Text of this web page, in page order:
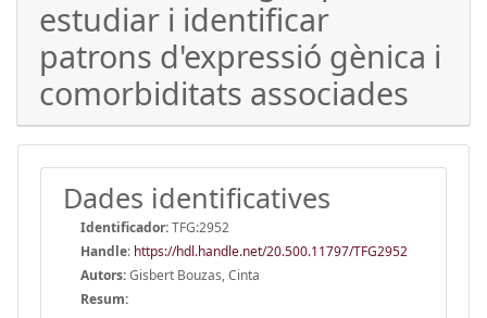
estudiar i identificar
patrons d'expressió gènica i
comorbiditats associades
Dades identificatives
Identificador:TFG:2952
Handle: https://hdl.handle.net/20.500.11797/TFG2952
Autors:Gisbert Bouzas, Cinta
Resum: